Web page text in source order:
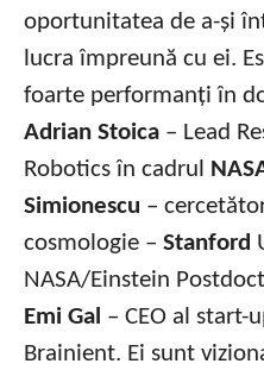
oportunitatea de a-și
lucra împreună cu ei.
foarte performanți în
Adrian Stoica – Lead
Robotics în cadrul
Simionescu –
cosmologie – Stanford
NASA/Einstein
Emi Gal – CEO al start-
Brainient. Ei sunt